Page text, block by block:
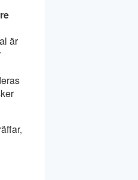
är